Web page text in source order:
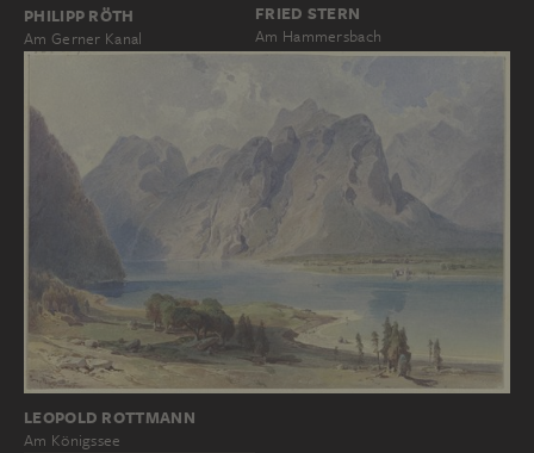
PHILIPP RÖTH
Am Gerner Kanal
FRIED STERN
Am Hammersbach
LEOPOLD ROTTMANN
Am Königssee